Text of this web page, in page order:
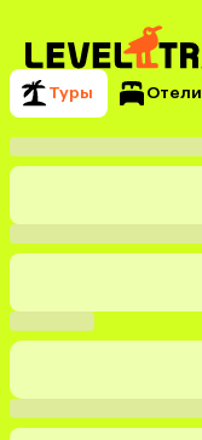
Туры Отели